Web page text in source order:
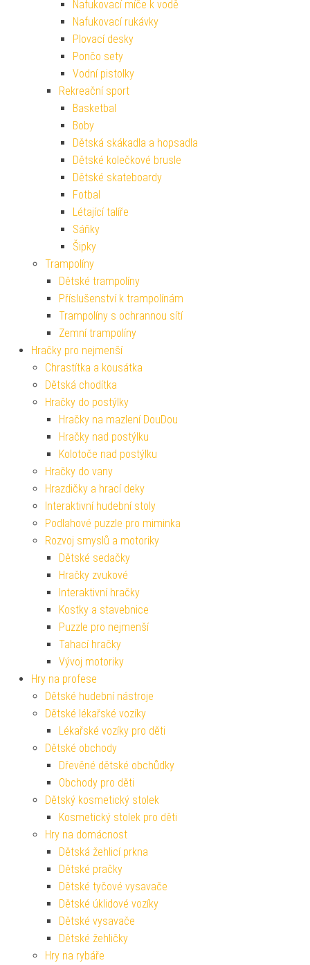
Nafukovací míče k vodě
Nafukovací rukávky
Plovací desky
Pončo sety
Vodní pistolky
Rekreační sport
Basketbal
Boby
Dětská skákadla a hopsadla
Dětské kolečkové brusle
Dětské skateboardy
Fotbal
Létající talíře
Sáňky
Šipky
Trampolíny
Dětské trampolíny
Příslušenství k trampolínám
Trampolíny s ochrannou sítí
Zemní trampolíny
Hračky pro nejmenší
Chrastítka a kousátka
Dětská chodítka
Hračky do postýlky
Hračky na mazlení DouDou
Hračky nad postýlku
Kolotoče nad postýlku
Hračky do vany
Hrazdičky a hrací deky
Interaktivní hudební stoly
Podlahové puzzle pro miminka
Rozvoj smyslů a motoriky
Dětské sedačky
Hračky zvukové
Interaktivní hračky
Kostky a stavebnice
Puzzle pro nejmenší
Tahací hračky
Vývoj motoriky
Hry na profese
Dětské hudební nástroje
Dětské lékařské vozíky
Lékařské vozíky pro děti
Dětské obchody
Dřevěné dětské obchůdky
Obchody pro děti
Dětský kosmetický stolek
Kosmetický stolek pro děti
Hry na domácnost
Dětská žehlicí prkna
Dětské pračky
Dětské tyčové vysavače
Dětské úklidové vozíky
Dětské vysavače
Dětské žehličky
Hry na rybáře